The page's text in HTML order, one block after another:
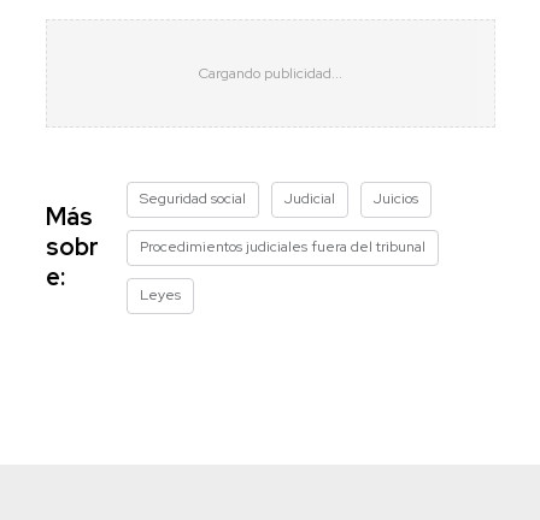
Más
sobr
e:
Seguridad social Judicial Juicios
Procedimientos judiciales fuera del tribunal
Leyes